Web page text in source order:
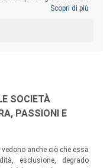
rappresenta inoltre
al Coordinamento per
Scopri di più
SOCIETÀ
PASSIONI E
anche ciò che essa
esclusione, degrado